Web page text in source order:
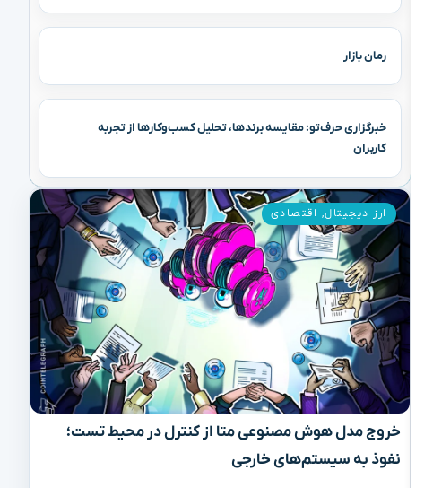
رمان بازار
خبرگزاری حرف‌تو: مقایسه برندها، تحلیل کسب‌وکارها از تجربه
کاربران
خروج مدل هوش مصنوعی متا از کنترل در محیط تست؛
نفوذ به سیستم‌های خارجی
ارز دیجیتال, اقتصادی